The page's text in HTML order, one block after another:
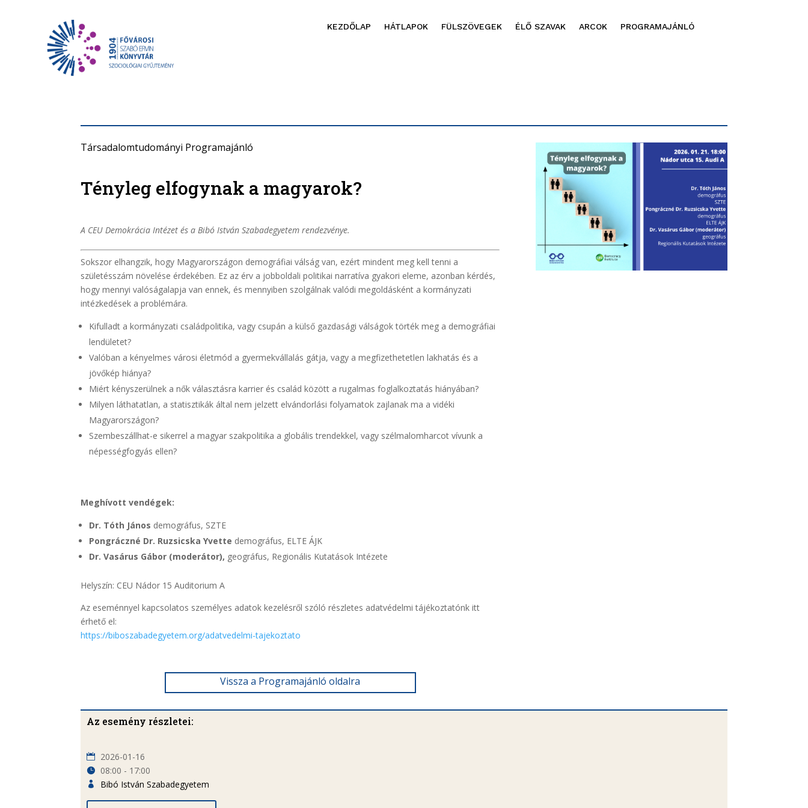
KEZDŐLAP HÁTLAPOK FÜLSZÖVEGEK ÉLŐ SZAVAK ARCOK PROGRAMAJÁNLÓ
Társadalomtudományi Programajánló
Tényleg elfogynak a magyarok?
A CEU Demokrácia Intézet és a Bibó István Szabadegyetem rendezvénye.
Sokszor elhangzik, hogy Magyarországon demográfiai válság van, ezért mindent meg kell tenni a
születésszám növelése érdekében. Ez az érv a jobboldali politikai narratíva gyakori eleme, azonban kérdés,
hogy mennyi valóságalapja van ennek, és mennyiben szolgálnak valódi megoldásként a kormányzati
intézkedések a problémára.
Kifulladt a kormányzati családpolitika, vagy csupán a külső gazdasági válságok törték meg a demográfiai
lendületet?
Valóban a kényelmes városi életmód a gyermekvállalás gátja, vagy a megfizethetetlen lakhatás és a
jövőkép hiánya?
Miért kényszerülnek a nők választásra karrier és család között a rugalmas foglalkoztatás hiányában?
Milyen láthatatlan, a statisztikák által nem jelzett elvándorlási folyamatok zajlanak ma a vidéki
Magyarországon?
Szembeszállhat-e sikerrel a magyar szakpolitika a globális trendekkel, vagy szélmalomharcot vívunk a
népességfogyás ellen?
Meghívott vendégek:
Dr. Tóth János demográfus, SZTE
Pongráczné Dr. Ruzsicska Yvette demográfus, ELTE ÁJK
Dr. Vasárus Gábor (moderátor), geográfus, Regionális Kutatások Intézete
Helyszín: CEU Nádor 15 Auditorium A
Az eseménnyel kapcsolatos személyes adatok kezelésről szóló részletes adatvédelmi tájékoztatónk itt
érhető el:
https://biboszabadegyetem.org/adatvedelmi-tajekoztato
Vissza a Programajánló oldalra
Az esemény részletei:
2026-01-16
08:00 - 17:00
Bibó István Szabadegyetem